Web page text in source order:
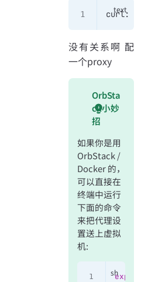
curl:
没有关系啊 配
一个proxy
OrbSta
ck小妙
招
如果你是用
OrbStack /
Docker 的，
可以直接在
终端中运行
下面的命令
来把代理设
置送上虚拟
机:
export